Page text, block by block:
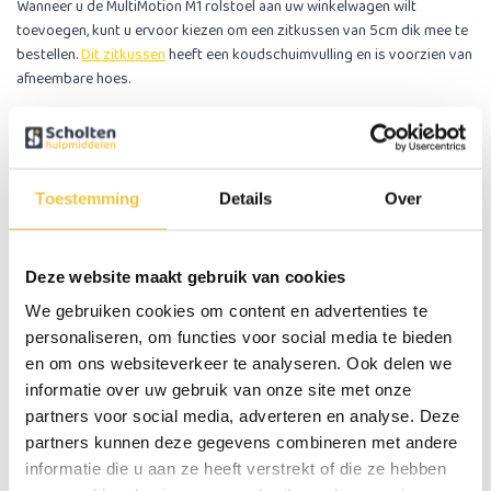
Toestemming Details Over
Deze website maakt gebruik van cookies
We gebruiken cookies om content en advertenties te
personaliseren, om functies voor social media te bieden
en om ons websiteverkeer te analyseren. Ook delen we
informatie over uw gebruik van onze site met onze
partners voor social media, adverteren en analyse. Deze
partners kunnen deze gegevens combineren met andere
informatie die u aan ze heeft verstrekt of die ze hebben
Wanneer u de MultiMotion M1 rolstoel aan uw winkelwagen wilt
toevoegen, kunt u ervoor kiezen om een zitkussen van 5cm dik mee te
bestellen.Dit zitkussenheeft een koudschuimvulling en is voorzien van
afneembare hoes.
U kunt uiteraard ook een ander zitkussen kiezen, deze kunt u dan als
apart artikel bestellen. Al onze zitkussens zijn te zien op de volgende
Extra veiligheid, anti-kiepwielen
meer achterover kan kantelen, dit zorgt voor een veiligere rit als u
verminderd.
Dezeanti-kiep wielenzijn optioneel mee te bestellen.
Belangrijke eigenschappen:
Kleur: Zwart
Lichtgewicht achterwielen met lekvrije polyurethaan (PU) banden
Voorzien van PU-voorwielen